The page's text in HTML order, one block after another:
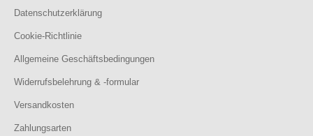
Datenschutzerklärung
Cookie-Richtlinie
Allgemeine Geschäftsbedingungen
Widerrufsbelehrung & -formular
Versandkosten
Zahlungsarten